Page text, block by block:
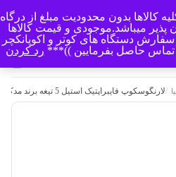
0
/لارنگوسکوپ فایبراپتیک استیل 5 تیغه برند مدکاست
کالاها بدون محدودیت مبلغ از درگاه
میباشد.موجودی و قیمت کالاها
دستگاه های کوتر و اکوپانکچر
رد کردن